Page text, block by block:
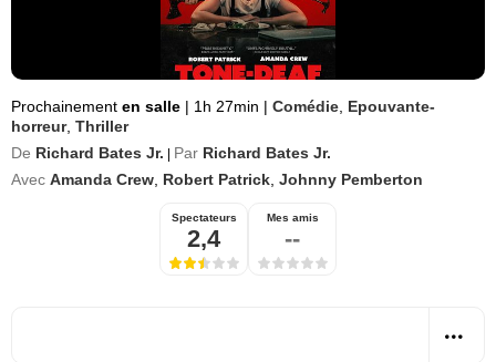
Prochainement en salle | 1h 27min | Comédie Epouvante-
horreur, Thriller
De Richard Bates Jr. Par Richard Bates Jr.
Avec Amanda Crew Robert Patrick Johnny Pemberton
Spectateurs
2,4
Mes amis
--